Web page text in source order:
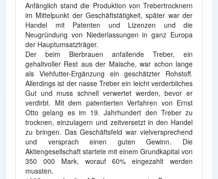
Anfänglich stand die Produktion von Trebertrocknern
im Mittelpunkt der Geschäftstätigkeit, später war der
Handel mit Patenten und Lizenzen und die
Neugründung von Niederlassungen in ganz Europa
der Hauptumsatzträger.
Der beim Bierbrauen anfallende Treber, ein
gehaltvoller Rest aus der Maische, war schon lange
als Viehfutter-Ergänzung ein geschätzter Rohstoff.
Allerdings ist der nasse Treber ein leicht verderbliches
Gut und muss schnell verwertet werden, bevor er
verdirbt. Mit dem patentierten Verfahren von Ernst
Otto gelang es im 19. Jahrhundert den Treber zu
trocknen, einzulagern und zeitversetzt in den Handel
zu bringen. Das Geschäftsfeld war vielversprechend
und versprach einen guten Gewinn. Die
Aktiengesellschaft startete mit einem Grundkapital von
350 000 Mark, worauf 60% eingezahlt werden
mussten.